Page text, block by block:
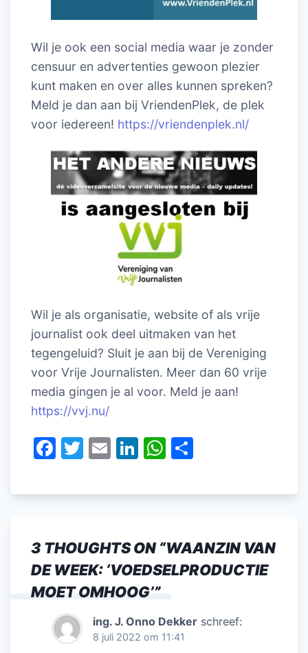
Wil je ook een social media waar je zonder
censuur en advertenties gewoon plezier
kunt maken en over alles kunnen spreken?
Meld je dan aan bij VriendenPlek, de plek
voor iedereen! https://vriendenplek.nl/
Wil je als organisatie, website of als vrije
journalist ook deel uitmaken van het
tegengeluid? Sluit je aan bij de Vereniging
voor Vrije Journalisten. Meer dan 60 vrije
media gingen je al voor. Meld je aan!
https://vvj.nu/
F
c
b
o
o
k
T
itt
E
ai
Li
k
dI
n
W
at
A
p
p
e
3 THOUGHTS ON “WAANZIN VAN
DE WEEK: ‘VOEDSELPRODUCTIE
MOET OMHOOG’”
ing. J. Onno Dekker schreef:
8 juli 2022 om 11:41